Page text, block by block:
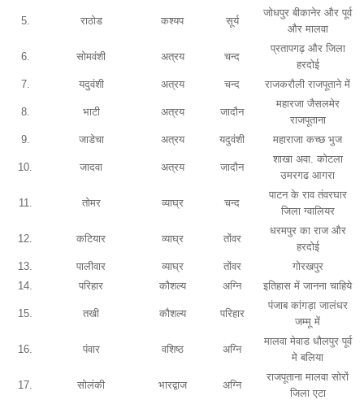
5. राठोड कश्यप सूर्य
जोधपुर बीकानेर और पूर्व
और मालवा
6. सोमवंशी अत्रय चन्द
प्रतापगढ़ और जिला
हरदोई
7.
यदुवंशी अत्रय चन्द राजकरौली राजपूताने में
8. भाटी अत्रय जादौन
महारजा जैसलमेर
राजपूताना
9.
जाडेचा अत्रय यदुवंशी महाराजा कच्छ भुज
10. जादवा अत्रय जादौन
शाखा अवा. कोटला
उमरगढ आगरा
11. तोमर व्याघ्र चन्द
पाटन के राव तंवरघार
जिला ग्वालियर
12. कटियार व्याघ्र तोंवर
धरमपुर का राज और
हरदोई
13.
पालीवार व्याघ्र तोंवर
गोरखपुर
14.
परिहार कौशल्य अग्नि इतिहास में जानना चाहिये
15. तखी कौशल्य परिहार
पंजाब कांगड़ा जालंधर
जम्मू में
16. पंवार वशिष्ठ अग्नि
मालवा मेवाड धौलपुर पूर्व
मे बलिया
17. सोलंकी भारद्वाज अग्नि
राजपूताना मालवा सोरों
जिला एटा